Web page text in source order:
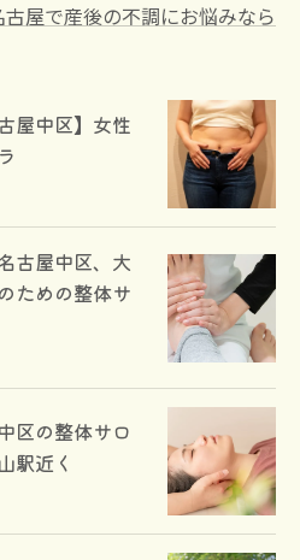
古屋で産後の不調にお悩みなら
屋中区】女性
古屋中区、大
ための整体サ
区の整体サロ
駅近く